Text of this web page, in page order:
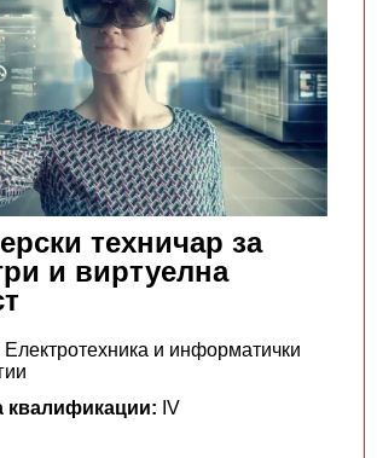
техничар за
и виртуелна
Електротехника и информатички
квалификации: IV